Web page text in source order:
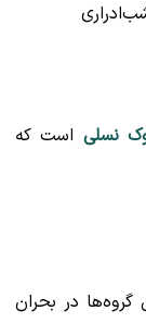
نسلی است که
گروه‌ها در بحران